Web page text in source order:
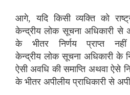
आगे, यदि किसी व्‍यक्ति को
केन्‍द्रीयलोकसूचना अधिकारी से
के भीतर निर्णय प्राप्‍त
केन्‍द्रीयलोकसूचना अधिकारी के
ऐसी अवधि की समाप्ति अथवा ऐसे
के भीतर अपीलीय प्राधिकारी से